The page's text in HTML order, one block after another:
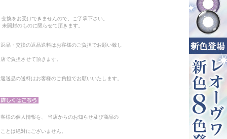
換をお受けできませんので、ご了承下さい。
開封のものに限らせて頂きます。
品・交換の返品送料はお客様のご負担でお願い致し
で負担させて頂きます。
送品の送料はお客様のご負担でお願いいたします。
様の個人情報を、 当店からのお知らせ及び商品の
とは絶対にございません。